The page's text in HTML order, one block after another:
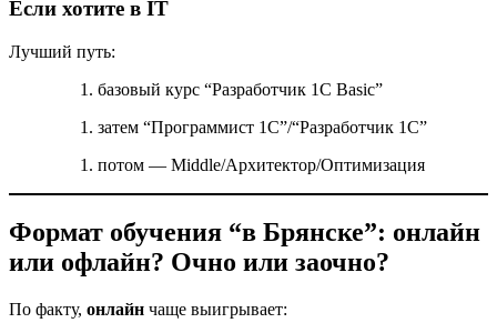
Если хотите в IT
Лучший путь:
базовый курс “Разработчик 1С Basic”
затем “Программист 1С”/“Разработчик 1С”
потом — Middle/Архитектор/Оптимизация
Формат обучения “в Брянске”: онлайн
или офлайн? Очно или заочно?
По факту, онлайн чаще выигрывает: